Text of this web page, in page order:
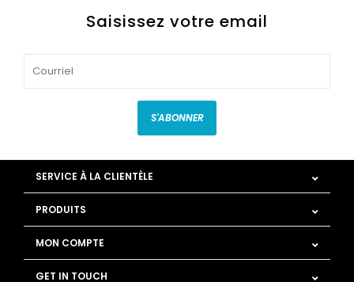
Saisissez votre email
S'ABONNER
SERVICE À LA CLIENTÈLE
PRODUITS
MON COMPTE
GET IN TOUCH